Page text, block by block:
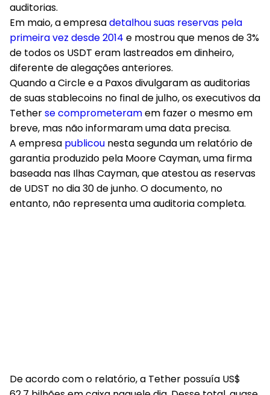
auditorias.
Em maio, a empresadetalhou suas reservas pela
primeira vez desde 2014 e mostrou que menos de 3%
de todos os USDT eram lastreados em dinheiro,
diferente de alegações anteriores.
Quando a Circle e a Paxos divulgaram as auditorias
de suas stablecoins no final de julho, os executivos da
Tetherse comprometeramem fazer o mesmo em
breve, mas não informaram uma data precisa.
A empresa publicou nesta segunda um relatório de
garantia produzido pela Moore Cayman, uma firma
baseada nas Ilhas Cayman, que atestou as reservas
de UDST no dia 30 de junho. O documento, no
entanto, não representa uma auditoria completa.
De acordo com o relatório, a Tether possuía US$